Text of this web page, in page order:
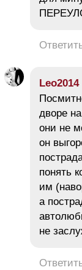
Leo2014
дворе
они не
он
понять
им
а
не